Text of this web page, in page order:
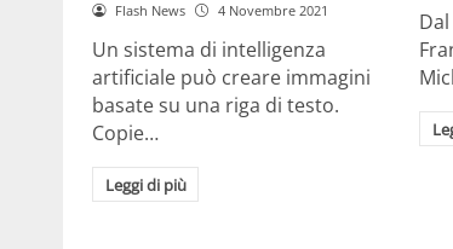
Flash News 4 Novembre 2021
Un sistema di intelligenza
artificiale può creare immagini
basate su una riga di testo.
Copie…
Leggi di più